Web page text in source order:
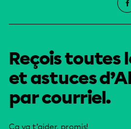
Reçois toutes
et astuces
par courriel.
Ça va t’aider, promis!